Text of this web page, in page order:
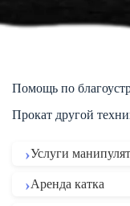
Помощь по
Прокат другой
Услуги
Аренда катка